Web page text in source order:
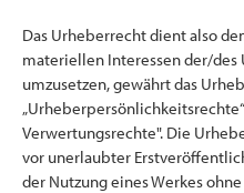
Das Urheberrecht dient also
materiellen Interessen der/des
umzusetzen, gewährt das
Verwertungsrechte". Die
vor unerlaubter
der Nutzung eines Werkes